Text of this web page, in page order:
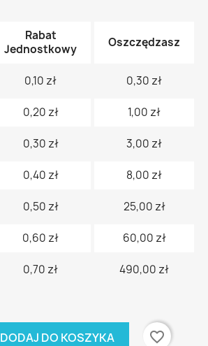
Rabat
Jednostkowy
Oszczędzasz
0,10 zł 0,30 zł
0,20 zł 1,00 zł
0,30 zł 3,00 zł
0,40 zł 8,00 zł
0,50 zł 25,00 zł
0,60 zł 60,00 zł
0,70 zł 490,00 zł
DODAJ DO KOSZYKA favorite_border